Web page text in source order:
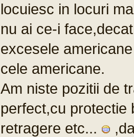
locuiesc in locuri
nu ai ce-i
excesele
cele americane.
Am niste pozitii de
perfect,cu protectie
retragere etc...